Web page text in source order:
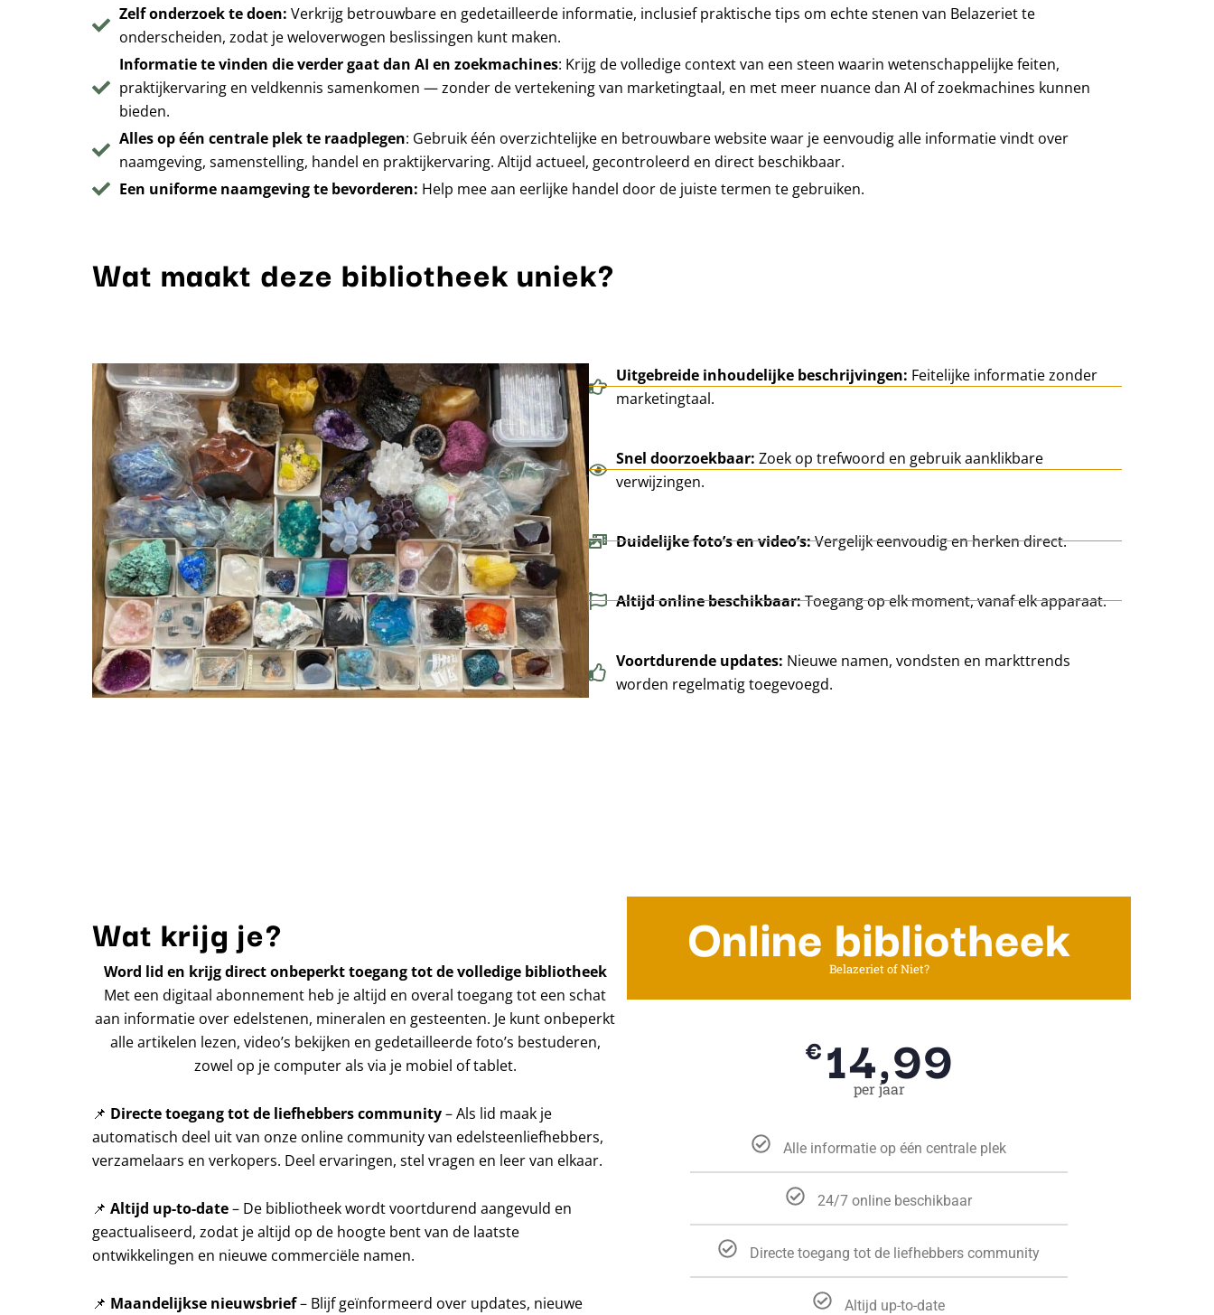
Zelf onderzoek te doen: Verkrijg betrouwbare en gedetailleerde informatie, inclusief praktische tips om echte stenen van Belazeriet te
onderscheiden, zodat je weloverwogen beslissingen kunt maken.
Informatie te vinden die verder gaat dan AI en zoekmachines: Krijg de volledige context van een steen waarin wetenschappelijke feiten,
praktijkervaring en veldkennis samenkomen — zonder de vertekening van marketingtaal, en met meer nuance dan AI of zoekmachines kunnen
bieden.
Alles op één centrale plek te raadplegen: Gebruik één overzichtelijke en betrouwbare website waar je eenvoudig alle informatie vindt over
naamgeving, samenstelling, handel en praktijkervaring. Altijd actueel, gecontroleerd en direct beschikbaar.
Een uniforme naamgeving te bevorderen: Help mee aan eerlijke handel door de juiste termen te gebruiken.
Wat maakt deze bibliotheek uniek?
Uitgebreide inhoudelijke beschrijvingen: Feitelijke informatie zonder
marketingtaal.
Snel doorzoekbaar: Zoek op trefwoord en gebruik aanklikbare
verwijzingen.
Duidelijke foto’s en video’s:Vergelijk eenvoudig en herken direct.
Altijd online beschikbaar:Toegang op elk moment, vanaf elk apparaat.
Voortdurende updates: Nieuwe namen, vondsten en markttrends
worden regelmatig toegevoegd.
Wat krijg je?
Word lid en krijg direct onbeperkt toegang tot de volledige bibliotheek
Met een digitaal abonnement heb je altijd en overal toegang tot een schat
aan informatie over edelstenen, mineralen en gesteenten. Je kunt onbeperkt
alle artikelen lezen, video’s bekijken en gedetailleerde foto’s bestuderen,
zowel op je computer als via je mobiel of tablet.
📌 Directe toegang tot de liefhebbers community– Als lid maak je
automatisch deel uit van onze online community van edelsteenliefhebbers,
verzamelaars en verkopers. Deel ervaringen, stel vragen en leer van elkaar.
📌 Altijd up-to-date– De bibliotheek wordt voortdurend aangevuld en
geactualiseerd, zodat je altijd op de hoogte bent van de laatste
ontwikkelingen en nieuwe commerciële namen.
📌 Maandelijkse nieuwsbrief– Blijf geïnformeerd over updates, nieuwe
Online bibliotheek
Belazeriet of Niet?
€14,99
per jaar
Alle informatie op één centrale plek
24/7 online beschikbaar
Directe toegang tot de liefhebbers community
Altijd up-to-date